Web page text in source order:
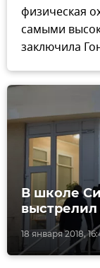
физическая
самыми
заключила
18 января 2018,
В школе
выстрелил